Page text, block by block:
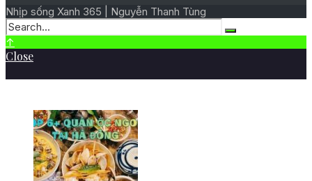
Nhịp sống Xanh 365 | Nguyễn Thanh Tùng
↑
Close